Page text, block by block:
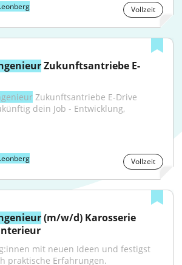
Vollzeit
Zukunftsantriebe E-
Zukunftsantriebe E-Drive
dein Job - Entwicklung,
Vollzeit
(m/w/d) Karosserie
mit neuen Ideen und festigst